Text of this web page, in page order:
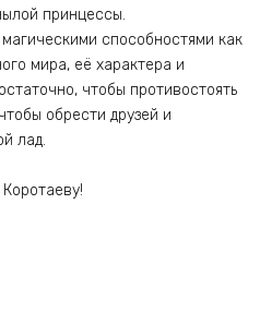
принцессы.
способностями как
мира, её характера и
чтобы противостоять
обрести друзей и
лад.